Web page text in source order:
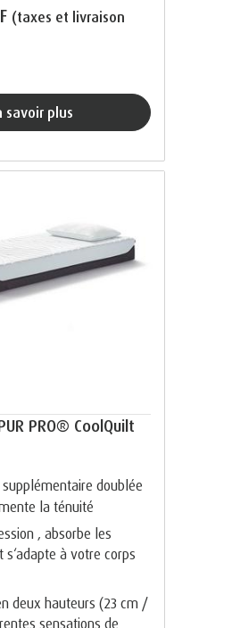
(taxes et livraison
savoir plus
PRO® CoolQuilt
doublée
la ténuité
, absorbe les
à votre corps
deux hauteurs (23 cm /
sensations de